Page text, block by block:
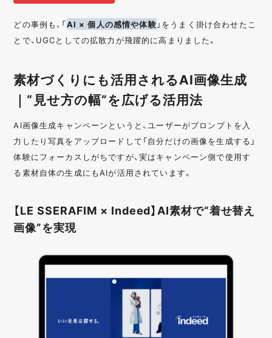
どの事例も、「AI × 個人の感情や体験 」をうまく掛け合わせたこ
とで、UGCとしての拡散力が飛躍的に高まりました。
素材づくりにも活用されるAI画像生成
｜“見せ方の幅”を広げる活用法
AI画像生成キャンペーンというと、ユーザーがプロンプトを入
力したり写真をアップロードして「自分だけの画像を生成する」
体験にフォーカスしがちですが、実はキャンペーン側で使用す
る素材自体の生成にもAIが活用されています。
【LE SSERAFIM × Indeed】AI素材で“着せ替え
画像”を実現